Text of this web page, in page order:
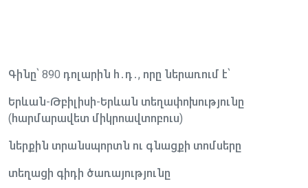
Գինը՝ 890 դոլարին հ․դ․, որը ներառում է՝
Երևան-Թբիլիսի-Երևան տեղափոխությունը
(հարմարավետ միկրոավտոբուս)
ներքին տրանսպորտն ու գնացքի տոմսերը
տեղացի գիդի ծառայությունը